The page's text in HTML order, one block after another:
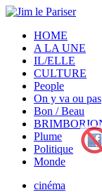
HOME
A LA UNE
IL/ELLE
CULTURE
People
On y va ou pas
Bon / Beau
Plume
Politique
Monde
cinéma